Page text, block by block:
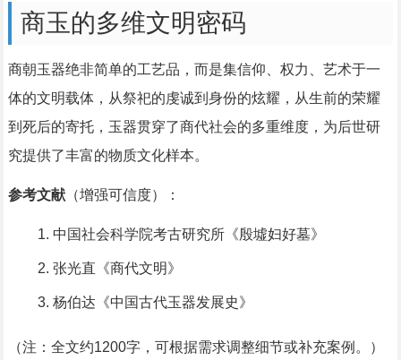
商玉的多维文明密码
商朝玉器绝非简单的工艺品，而是集信仰、权力、艺术于一
体的文明载体，从祭祀的虔诚到身份的炫耀，从生前的荣耀
到死后的寄托，玉器贯穿了商代社会的多重维度，为后世研
究提供了丰富的物质文化样本。
参考文献（增强可信度）：
中国社会科学院考古研究所《殷墟妇好墓》
张光直《商代文明》
杨伯达《中国古代玉器发展史》
（注：全文约1200字，可根据需求调整细节或补充案例。）